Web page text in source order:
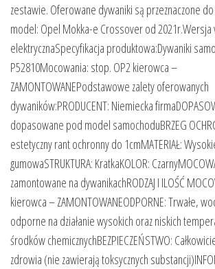
zestawie. Oferowane dywaniki są przeznaczone
model: Opel Mokka-e Crossover od
elektrycznaSpecyfikacja produktowa:Dywaniki
P52810Mocowania: stop. OP2 kierowca –
ZAMONTOWANEPodstawowe zalety oferowanych
dywaników:PRODUCENT: Niemiecka
dopasowane pod model samochoduBRZEG
estetyczny rant ochronny do 1cmMATERIAŁ:
gumowaSTRUKTURA: KratkaKOLOR:
zamontowane na dywanikachRODZAJ I ILOŚĆ
kierowca – ZAMONTOWANEODPORNE: Trwałe,
odporne na działanie wysokich oraz niskich
środków chemicznychBEZPIECZEŃSTWO:
zdrowia (nie zawierają toksycznych